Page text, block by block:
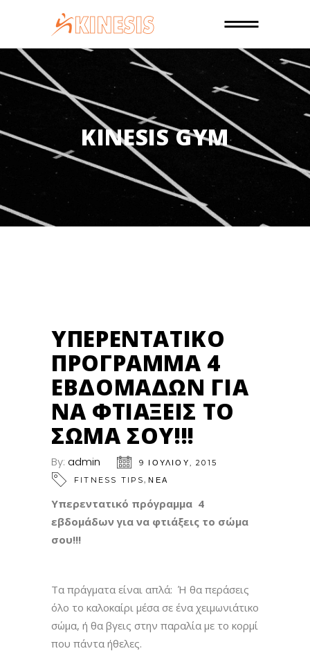
KINESIS GYM
ΥΠΕΡΕΝΤΑΤΙΚΌ
ΠΡΌΓΡΑΜΜΑ 4
ΕΒΔΟΜΆΔΩΝ ΓΙΑ
ΝΑ ΦΤΙΆΞΕΙΣ ΤΟ
ΣΏΜΑ ΣΟΥ!!!
By: admin
9 ΙΟΥΛΊΟΥ, 2015
FITNESS TIPS,ΝΕΑ
Υπερεντατικό πρόγραμμα 4
εβδομάδων για να φτιάξεις το σώμα
σου!!!
Τα πράγματα είναι απλά: Ή θα περάσεις
όλο το καλοκαίρι μέσα σε ένα χειμωνιάτικο
σώμα, ή θα βγεις στην παραλία με το κορμί
που πάντα ήθελες.